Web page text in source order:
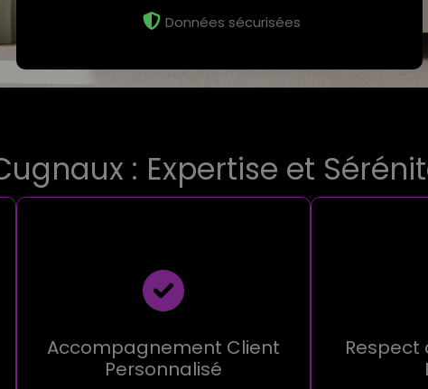
Données sécurisées
: Expertise et
Accompagnement Client
Personnalisé
Respect